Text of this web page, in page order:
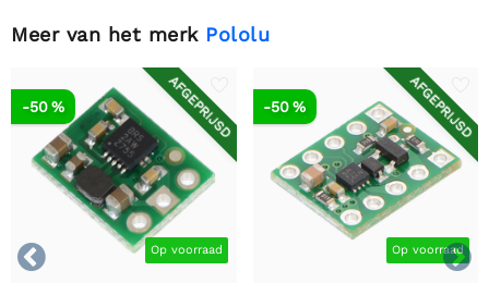
Meer van het merk Pololu


AFGEPRIJSD
Op voorraad
-50 % AFGEPRIJSD
Op voorraad
-50 %